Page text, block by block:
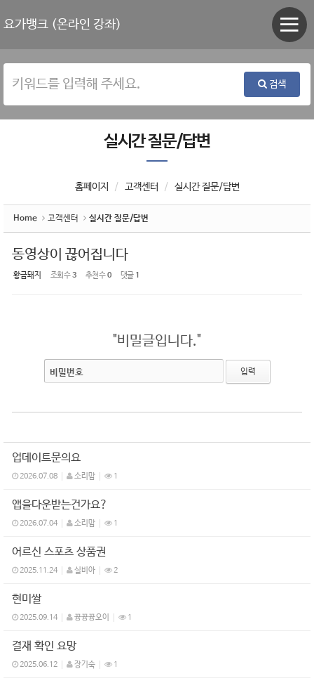
요가뱅크 (온라인 강좌)
검색
실시간 질문/답변
홈페이지 고객센터 실시간 질문/답변
Home 고객센터 실시간 질문/답변
동영상이 끊어집니다
황금돼지 조회 수3 추천 수0 댓글 1
"비밀글입니다."
비밀번호
업데이트문의요
2026.07.08 소리맘 1
앱을다운받는건가요?
2026.07.04 소리맘 1
어르신 스포츠 상품권
2025.11.24 실비아 2
현미쌀
2025.09.14 뀽뀽뀽오이 1
결재 확인 요망
2025.06.12 장기숙 1